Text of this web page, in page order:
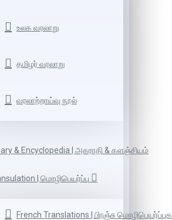
உலக வரலாறு
தமிழர் வரலாறு
வரலாற்றாய்வு நூல்
& Encyclopedia | அகராதி & களஞ்சியம்
| மொழிபெயர்ப்பு
French Translations | பிரஞ்சு